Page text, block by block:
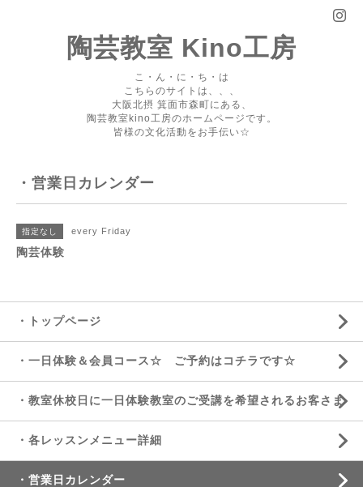
陶芸教室 Kino工房
こ・ん・に・ち・は
こちらのサイトは、、、
大阪北摂 箕面市森町にある、
陶芸教室kino工房のホームページです。
皆様の文化活動をお手伝い☆
・営業日カレンダー
指定なし every Friday
陶芸体験
・トップページ
・一日体験＆会員コース☆ ご予約はコチラです☆
・教室休校日に一日体験教室のご受講を希望されるお客さま
・各レッスンメニュー詳細
・営業日カレンダー